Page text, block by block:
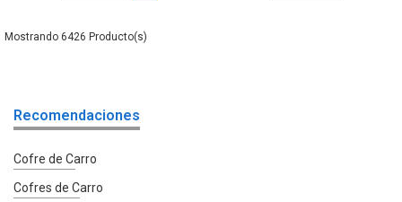
6426
Recomendaciones
Cofre de Carro
Cofres de Carro